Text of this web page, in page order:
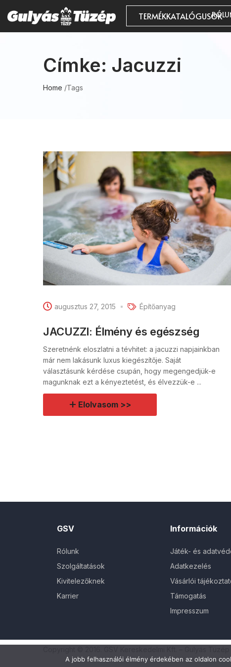
TERMÉKKATALÓGUSOK
Címke: Jacuzzi
Home /Tags
augusztus 27, 2015 Építőanyag
JACUZZI: Élmény és egészség
Szeretnénk eloszlatni a tévhitet: a jacuzzi napjainkban
már nem lakásunk luxus kiegészítője. Saját
választásunk kérdése csupán, hogy megengedjük-e
magunknak ezt a kényeztetést, és élvezzük-e ...
Elolvasom >>
GSV
Rólunk
Szolgáltatások
Kivitelezőknek
Karrier
Információk
Játék- és
Adatkezelés
Vásárlói
Támogatás
Impresszum
A jobb felhasználói élmény érdekében az oldalon